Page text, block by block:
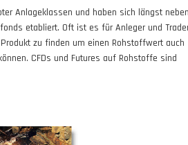
Anlageklassen und haben sich längst neben
etabliert. Oft ist es für Anleger und
zu finden um einen Rohstoffwert auch
CFDs und Futures auf Rohstoffe sind